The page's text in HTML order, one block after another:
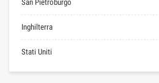
San Pietroburgo
Inghilterra
Stati Uniti